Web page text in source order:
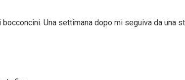
Una settimana dopo mi seguiva da una